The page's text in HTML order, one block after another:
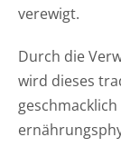
verewigt.
Durch die
wird dieses